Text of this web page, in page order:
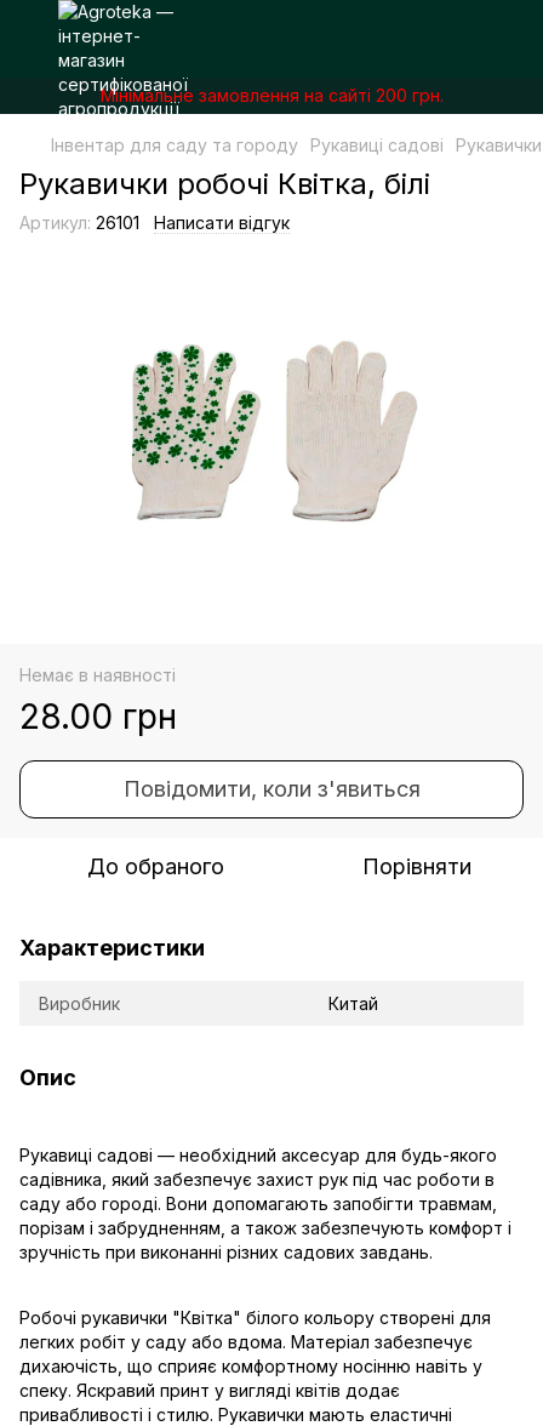
Мінімальне замовлення на сайті 200 грн.
Інвентар для саду та городу Рукавиці садові Рукавички
Рукавички робочі Квітка, білі
Артикул: 26101 Написати відгук
Немає в наявності
28.00 грн
Повідомити, коли з'явиться
До обраного Порівняти
Характеристики
Виробник Китай
Опис
Рукавиці садові — необхідний аксесуар для будь-якого
садівника, який забезпечує захист рук під час роботи в
саду або городі. Вони допомагають запобігти травмам,
порізам і забрудненням, а також забезпечують комфорт і
зручність при виконанні різних садових завдань.
Робочі рукавички "Квітка" білого кольору створені для
легких робіт у саду або вдома. Матеріал забезпечує
дихаючість, що сприяє комфортному носінню навіть у
спеку. Яскравий принт у вигляді квітів додає
привабливості і стилю. Рукавички мають еластичні